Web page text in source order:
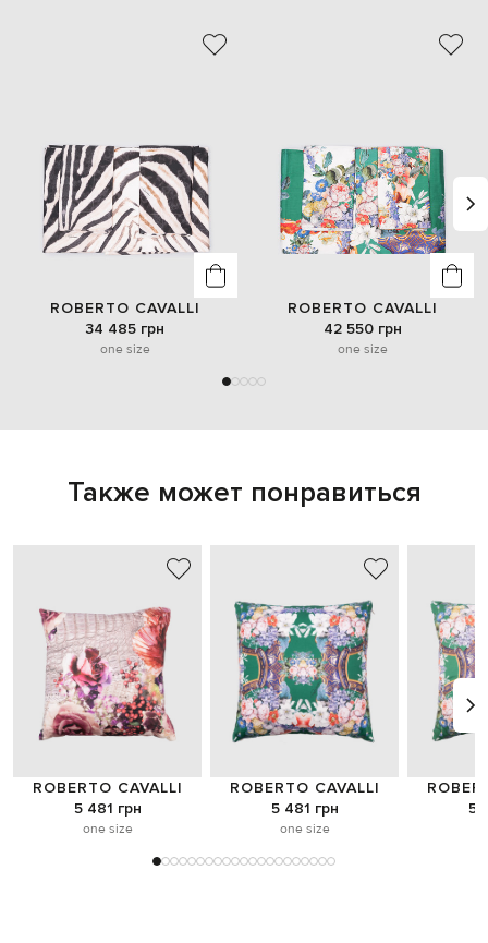
ROBERTO CAVALLI
34 485 грн
one size
ROBERTO CAVALLI
42 550 грн
one size
Также может понравиться
ROBERTO CAVALLI
5 481 грн
one size
ROBERTO CAVALLI
5 481 грн
one size
5